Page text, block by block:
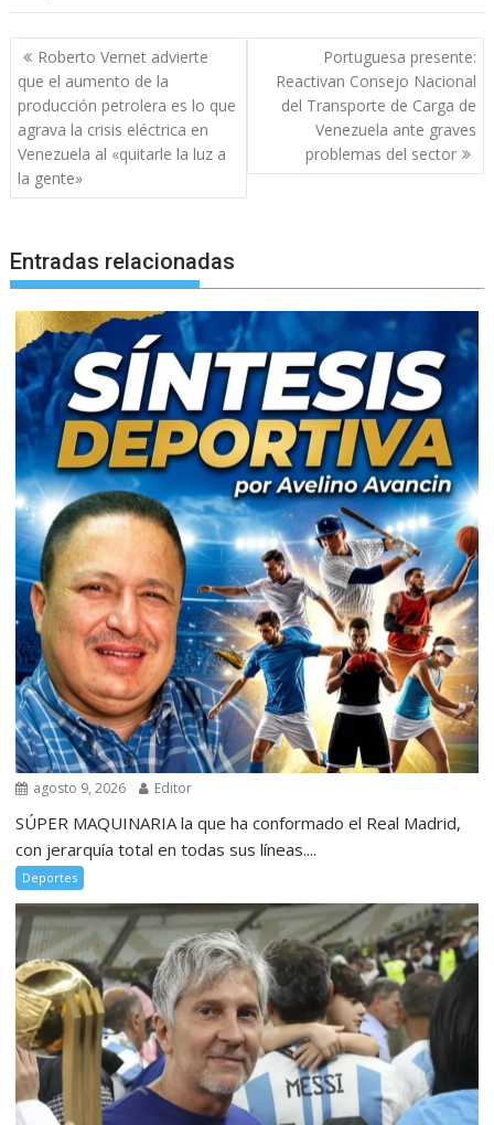
Navegación
de
entradas
Roberto Vernet advierte
que el aumento de la
producción petrolera es lo que
agrava la crisis eléctrica en
Venezuela al «quitarle la luz a
la gente»
Portuguesa presente:
Reactivan Consejo Nacional
del Transporte de Carga de
Venezuela ante graves
problemas del sector
Entradas relacionadas
agosto 9, 2026 Editor
SÚPER MAQUINARIA la que ha conformado el Real Madrid,
con jerarquía total en todas sus líneas....
Deportes